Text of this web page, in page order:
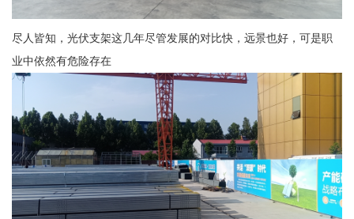
尽人皆知，光伏支架这几年尽管发展的对比快，远景也好，可是职
业中依然有危险存在